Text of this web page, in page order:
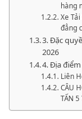
hàng
Xe
đẳng
3. Đặc
2026
4. Địa
Liên
CÂU
TẤN 5